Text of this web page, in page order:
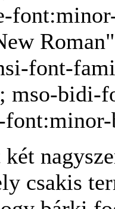
font-
mso-bidi-
csakis